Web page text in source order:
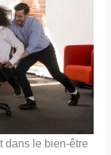
dans le bien-être